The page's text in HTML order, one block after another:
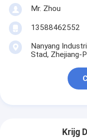
Mr. Zhou
13588462552
Nanyang
Stad, Zhejiang-
Krijg